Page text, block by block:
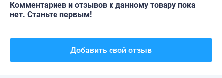
Комментариев и отзывов к данному товару пока
нет. Станьте первым!
Добавить свой отзыв